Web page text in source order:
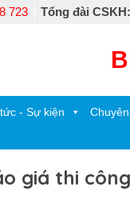
723 Tổng đài CSKH:
- Sự kiện
giá thi